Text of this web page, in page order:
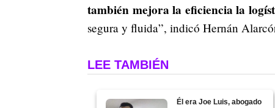
también mejora la eficiencia la
segura y fluida”, indicó Hernán
LEE TAMBIÉN
Él era Joe Luis, abogado